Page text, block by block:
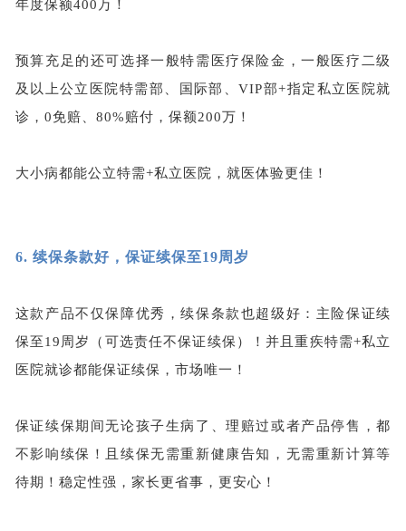
年度保额400万！
预算充足的还可选择一般特需医疗保险金，一般医疗二级
及以上公立医院特需部、国际部、VIP部+指定私立医院就
诊，0免赔、80%赔付，保额200万！
大小病都能公立特需+私立医院，就医体验更佳！
6. 续保条款好，保证续保至19周岁
这款产品不仅保障优秀，续保条款也超级好：主险保证续
保至19周岁（可选责任不保证续保）！并且重疾特需+私立
医院就诊都能保证续保，市场唯一！
保证续保期间无论孩子生病了、理赔过或者产品停售，都
不影响续保！且续保无需重新健康告知，无需重新计算等
待期！稳定性强，家长更省事，更安心！